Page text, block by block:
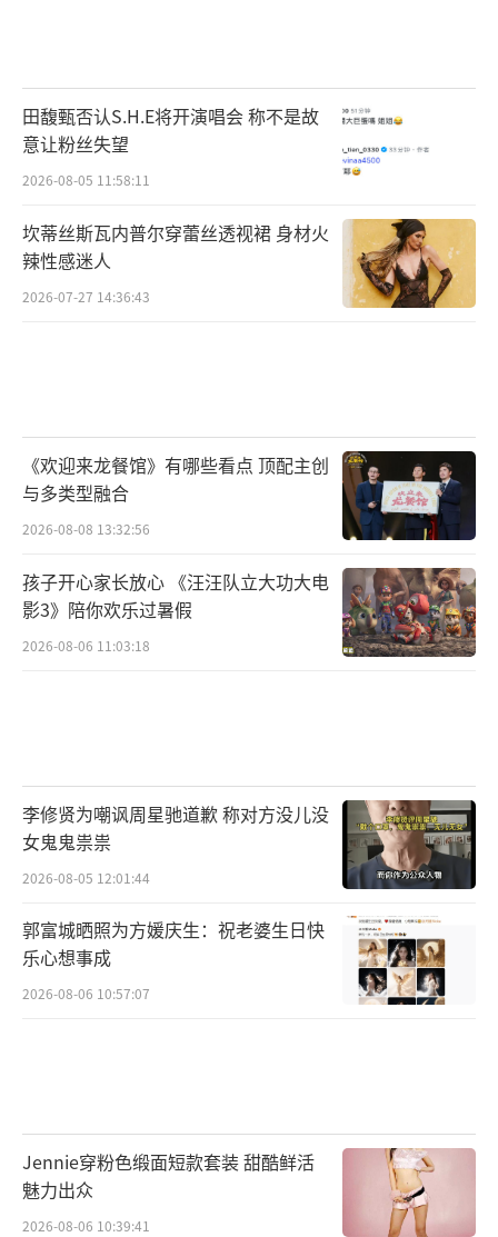
田馥甄否认S.H.E将开演唱会 称不是故
意让粉丝失望
2026-08-05 11:58:11
坎蒂丝斯瓦内普尔穿蕾丝透视裙 身材火
辣性感迷人
2026-07-27 14:36:43
《欢迎来龙餐馆》有哪些看点 顶配主创
与多类型融合
2026-08-08 13:32:56
孩子开心家长放心 《汪汪队立大功大电
影3》陪你欢乐过暑假
2026-08-06 11:03:18
李修贤为嘲讽周星驰道歉 称对方没儿没
女鬼鬼祟祟
2026-08-05 12:01:44
郭富城晒照为方媛庆生：祝老婆生日快
乐心想事成
2026-08-06 10:57:07
Jennie穿粉色缎面短款套装 甜酷鲜活
魅力出众
2026-08-06 10:39:41